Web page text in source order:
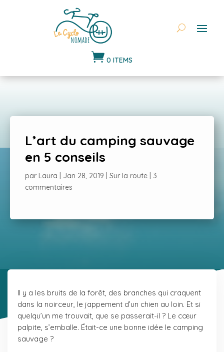
 0 ITEMS
L’art du camping sauvage
en 5 conseils
par Laura Jan 28, 2019 Sur la route
3
commentaires
Il y a les bruits de la forêt, des branches qui craquent
dans la noirceur, le jappement d’un chien au loin. Et si
quelqu’un me trouvait, que se passerait-il ? Le cœur
palpite, s’emballe. Était-ce une bonne idée le camping
sauvage ?